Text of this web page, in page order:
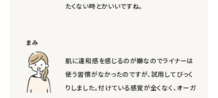
ログイン
たくない時とかいいですね。
まみ
肌に違和感を感じるのが嫌なのでライナーは
使う習慣がなかったのですが、試用してびっく
りしました。付けている感覚が全くなく、オーガ